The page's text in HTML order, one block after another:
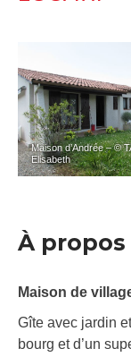
Maison d’Andrée – ©
Elisabeth
À propos
Maison de
Gîte avec jardin
bourg et d’un